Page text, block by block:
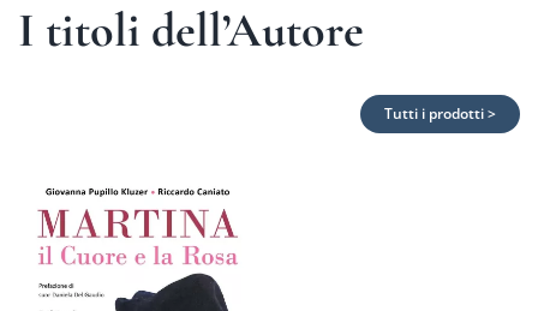
I titoli dell’Autore
Tutti i prodotti >